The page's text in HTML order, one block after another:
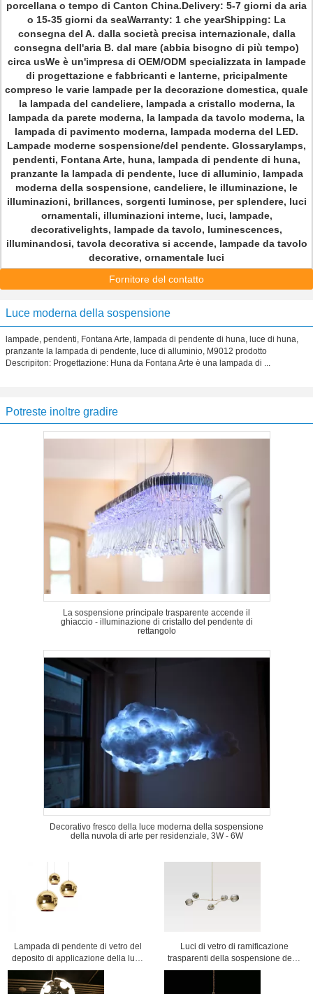
porcellana o tempo di Canton China.Delivery: 5-7 giorni da aria
o 15-35 giorni da seaWarranty: 1 che yearShipping: La
consegna del A. dalla società precisa internazionale, dalla
consegna dell'aria B. dal mare (abbia bisogno di più tempo)
circa usWe è un'impresa di OEM/ODM specializzata in lampade
di progettazione e fabbricanti e lanterne, pricipalmente
compreso le varie lampade per la decorazione domestica, quale
la lampada del candeliere, lampada a cristallo moderna, la
lampada da parete moderna, la lampada da tavolo moderna, la
lampada di pavimento moderna, lampada moderna del LED.
Lampade moderne sospensione/del pendente. Glossarylamps,
pendenti, Fontana Arte, huna, lampada di pendente di huna,
pranzante la lampada di pendente, luce di alluminio, lampada
moderna della sospensione, candeliere, le illuminazione, le
illuminazioni, brillances, sorgenti luminose, per splendere, luci
ornamentali, illuminazioni interne, luci, lampade,
decorativelights, lampade da tavolo, luminescences,
illuminandosi, tavola decorativa si accende, lampade da tavolo
decorative, ornamentale luci
Fornitore del contatto
Luce moderna della sospensione
lampade, pendenti, Fontana Arte, lampada di pendente di huna, luce di huna,
pranzante la lampada di pendente, luce di alluminio, M9012 prodotto
Descripiton: Progettazione: Huna da Fontana Arte è una lampada di ...
Potreste inoltre gradire
La sospensione principale trasparente accende il
ghiaccio - illuminazione di cristallo del pendente di
rettangolo
Decorativo fresco della luce moderna della sospensione
della nuvola di arte per residenziale, 3W - 6W
Lampada di pendente di vetro del
deposito di applicazione della luce
moderna commerciale della
sospensione
Luci di vetro di ramificazione
trasparenti della sospensione delle
bolle per la stanza di Dinning